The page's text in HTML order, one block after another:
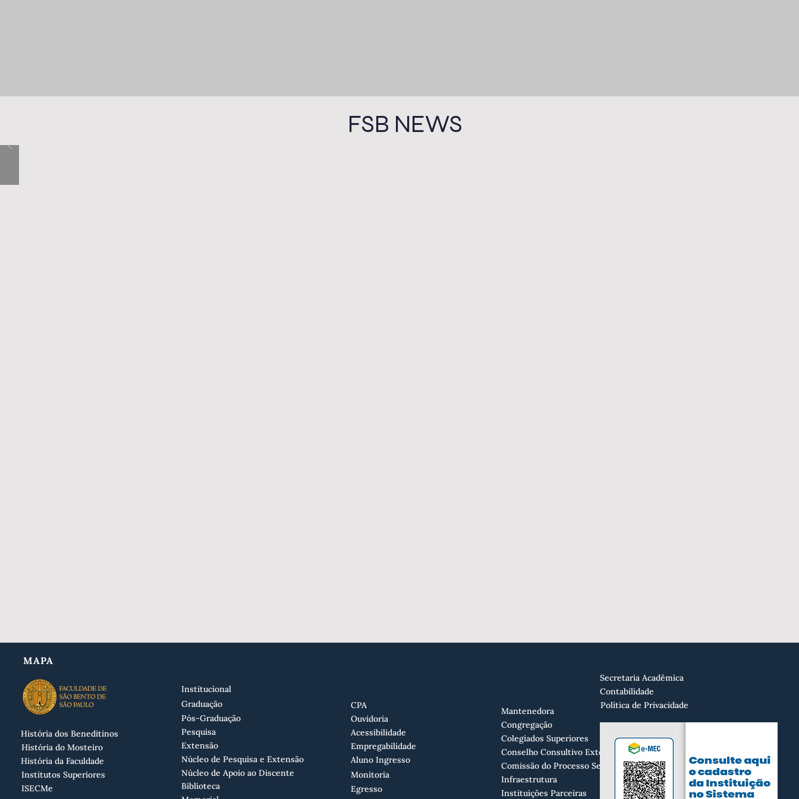
FSB NEWS
MAPA
História dos Beneditinos
História do Mosteiro
História da Faculdade
Institutos Superiores
ISECMe
Institucional
Graduação
Pós-Graduação
Pesquisa
Extensão
Núcleo de Pesquisa e Extensão
Núcleo de Apoio ao Discente
Biblioteca
CPA
Ouvidoria
Acessibilidade
Empregabilidade
Aluno Ingresso
Monitoria
Egresso
Mantenedora
Congregação
Colegiados Superiores
Conselho Consultivo Externo
Comissão do Processo Seletivo
Infraestrutura
Instituições Parceiras
Secretaria Acadêmica
Contabilidade
Política de Privacidade